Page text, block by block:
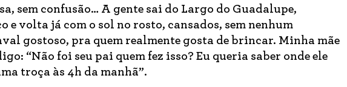
sem confusão… A gente sai do Largo do Guadalupe,
volta já com o sol no rosto, cansados, sem nenhum
gostoso, pra quem realmente gosta de brincar. Minha mãe
“Não foi seu pai quem fez isso? Eu queria saber onde ele
troça às 4h da manhã”.